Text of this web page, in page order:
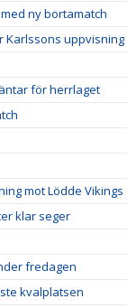
ny bortamatch
Karlssons uppvisning
för herrlaget
mot Lödde Vikings
klar seger
fredagen
kvalplatsen